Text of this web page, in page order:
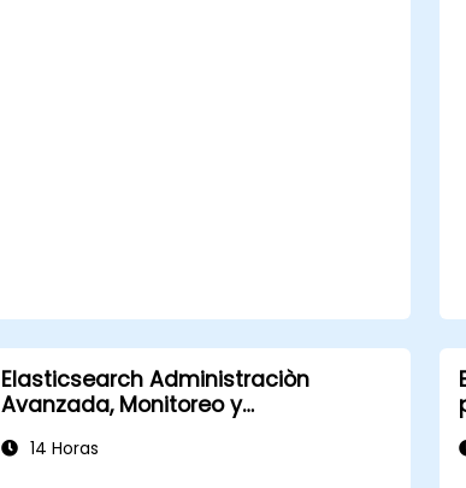
Elasticsearch Administraciòn
Avanzada, Monitoreo y
14 Horas